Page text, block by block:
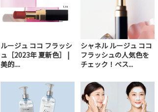
ルージュ ココ フラッシ
ュ［2023年 夏新色］ |
美的....
シャネル ルージュ ココ
フラッシュの人気色を
チェック！べス...